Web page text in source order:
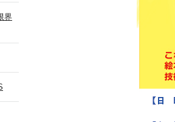
界